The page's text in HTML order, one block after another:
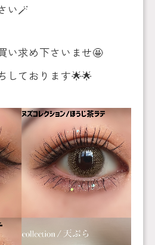
い🪄
い求め下さいませ🤩
しております🌟🌟